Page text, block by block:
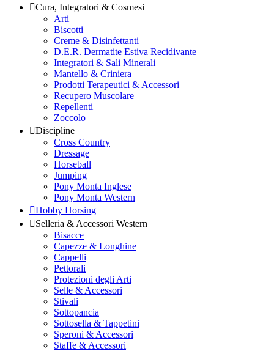
Cura, Integratori & Cosmesi
Arti
Biscotti
Creme & Disinfettanti
D.E.R. Dermatite Estiva Recidivante
Integratori & Sali Minerali
Mantello & Criniera
Prodotti Terapeutici & Accessori
Recupero Muscolare
Repellenti
Zoccolo
Discipline
Cross Country
Dressage
Horseball
Jumping
Pony Monta Inglese
Pony Monta Western
Hobby Horsing
Selleria & Accessori Western
Bisacce
Capezze & Longhine
Cappelli
Pettorali
Protezioni degli Arti
Selle & Accessori
Stivali
Sottopancia
Sottosella & Tappetini
Speroni & Accessori
Staffe & Accessori